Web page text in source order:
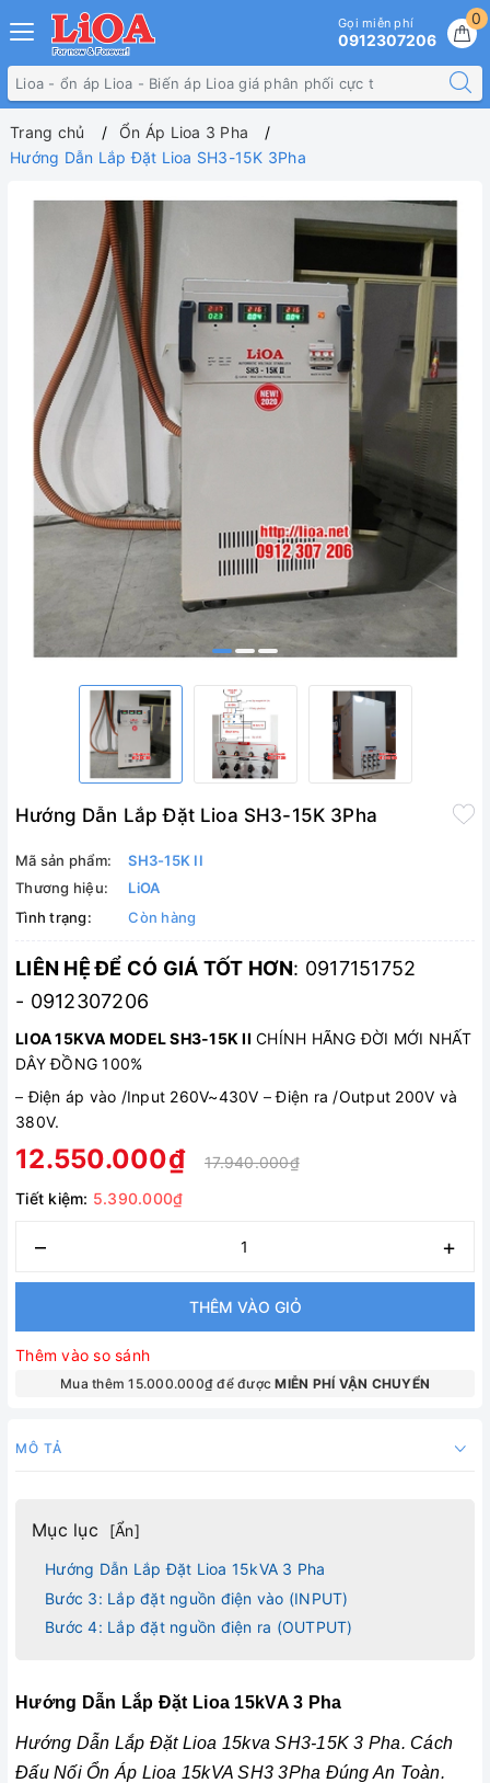
0
Gọi miễn phí
0912307206
Trang chủ
Ổn Áp Lioa 3 Pha
Hướng Dẫn Lắp Đặt Lioa SH3-15K 3Pha
Hướng Dẫn Lắp Đặt Lioa SH3-15K 3Pha
Mã sản phẩm:
SH3-15K II
Thương hiệu:
LiOA
Tình trạng:
Còn hàng
LIÊN HỆ ĐỂ CÓ GIÁ TỐT HƠN: 0917151752
- 0912307206
LIOA 15KVA MODEL SH3-15K II CHÍNH HÃNG ĐỜI MỚI NHẤT
DÂY ĐỒNG 100%
–Điện áp vào /Input 260V~430V –Điện ra /Output 200V và
380V.
12.550.000₫
17.940.000₫
Tiết kiệm: 5.390.000₫
– +
THÊM VÀO GIỎ
Thêm vào so sánh
Mua thêm 15.000.000₫ để đượcMIỄN PHÍ VẬN CHUYỂN
MÔ TẢ
Mục lục [Ẩn]
Hướng Dẫn Lắp Đặt Lioa 15kVA 3 Pha
Bước 3: Lắp đặt nguồn điện vào (INPUT)
Bước 4: Lắp đặt nguồn điện ra (OUTPUT)
Hướng Dẫn Lắp Đặt Lioa 15kVA 3 Pha
Hướng Dẫn Lắp Đặt Lioa 15kva SH3-15K 3 Pha. Cách
Đấu Nối Ổn Áp Lioa 15kVA SH3 3Pha Đúng An Toàn.